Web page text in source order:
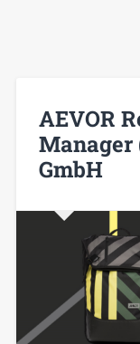
AEVOR
Manager
GmbH